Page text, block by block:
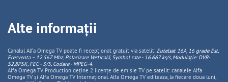
Alte informații
Canalul Alfa Omega TV poate fi recepționat gratuit via satelit: Eutelsat 16A, 16 grade Est,
Frecventa – 12.567 Mhz, PolarizareVerticală, Symbol rate - 16.667 ks/s, Modulație: DVB-
S2,8PSK, FEC - 3/5, Codare - MPEG-4.
Alfa Omega TV Production deține 2 licențe de emisie TV pe satelit: canalele Alfa
Omega TV și Alfa Omega TV Internațional. Alfa Omega TV editeaza, la fiecare doua luni,